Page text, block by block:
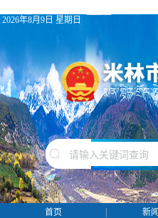
2026年8月9日 星期日
首页 新